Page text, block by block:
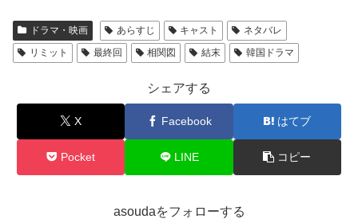
ドラマ・映画 あらすじ キャスト
ネタバレ
リミット
最終回 相関図 結末 韓国ドラマ
シェアする
X Facebook はてブ
Pocket LINE コピー
asoudaをフォローする